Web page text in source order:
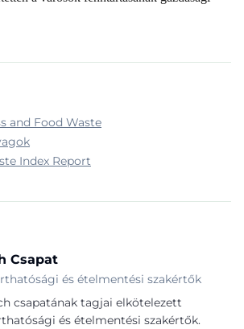
and Food Waste
Index Report
Csapat
és ételmentési szakértők
csapatának tagjai elkötelezett
és ételmentési szakértők.